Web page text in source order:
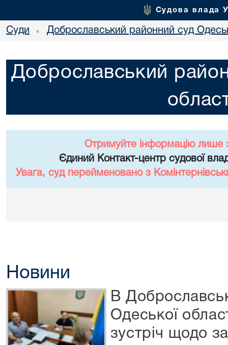
Судова влада
Суди • Доброславський районний суд
Доброславський
Отримуйте інформацію лише
Єдиний Контакт-центр судової
Увага, суд перейменовано з
Новини
В
Одеської
зустріч щодо